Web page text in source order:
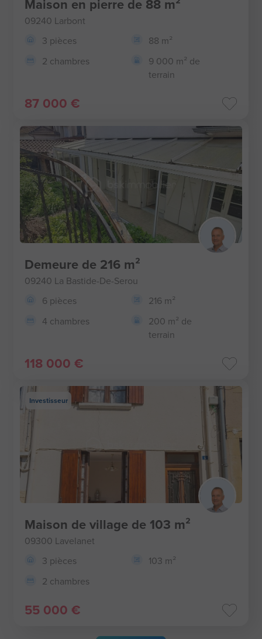
Maison en pierre de 88 m²
09240 Larbont
3 pièces
88 m²
2 chambres
9 000 m² de
terrain
87 000 €
Demeure de 216 m²
09240 La Bastide-De-Serou
6 pièces
216 m²
4 chambres
200 m² de
terrain
118 000 €
Investisseur
Maison de village de 103 m²
09300 Lavelanet
3 pièces
103 m²
2 chambres
55 000 €